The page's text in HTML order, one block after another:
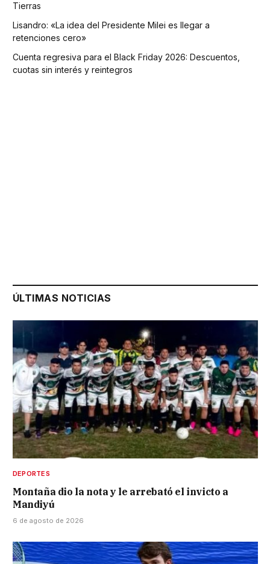
Tierras
Lisandro: «La idea del Presidente Milei es llegar a
retenciones cero»
Cuenta regresiva para el Black Friday 2026: Descuentos,
cuotas sin interés y reintegros
ÚLTIMAS NOTICIAS
DEPORTES
Montaña dio la nota y le arrebató el invicto a
Mandiyú
6 de agosto de 2026